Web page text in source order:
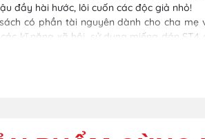
đầy hài hước, lôi cuốn các độc giả nhỏ!
có phần tài nguyên dành cho cha
kĩ năng xã hội, sử dụng miếng dán
trung sao khó thế! (Nhưng tớ đã nỗ lực hết